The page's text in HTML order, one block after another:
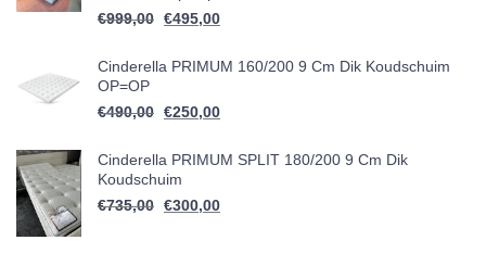
€999,00 Oorspronkelijke prijs was: €999,00.
€495,00
Cinderella PRIMUM 160/200 9 Cm Dik Koudschuim
OP=OP
€490,00 Oorspronkelijke prijs was: €490,00.
€250,00
Cinderella PRIMUM SPLIT 180/200 9 Cm Dik
Koudschuim
€735,00 Oorspronkelijke prijs was: €735,00.
€300,00